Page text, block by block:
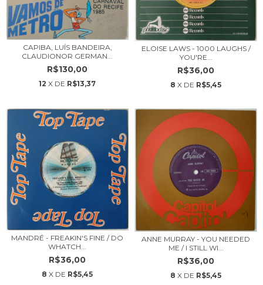
CAPIBA, LUÍS BANDEIRA,
CLAUDIONOR GERMAN...
R$130,00
12 X DE R$13,37
ELOISE LAWS - 1000 LAUGHS /
YOU'RE...
R$36,00
8 X DE R$5,45
MANDRÉ - FREAKIN'S FINE / DO
WHATCH...
R$36,00
8 X DE R$5,45
ANNE MURRAY - YOU NEEDED
ME / I STILL WI...
R$36,00
8 X DE R$5,45